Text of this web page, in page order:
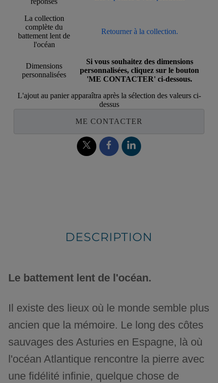
La collection
complète du
battement lent de
l'océan
Retourner à la collection.
Dimensions
personnalisées
Si vous souhaitez des dimensions
personnalisées, cliquez sur le bouton
'ME CONTACTER' ci-dessous.
L'ajout au panier apparaîtra après la sélection des valeurs ci-
dessus
ME CONTACTER
DESCRIPTION
Le battement lent de l'océan.
Il existe des lieux où le monde semble plus
ancien que la mémoire. Le long des côtes
sauvages des Asturies en Espagne, là où
l'océan Atlantique rencontre la pierre avec
une fidélité infinie, quelque chose de